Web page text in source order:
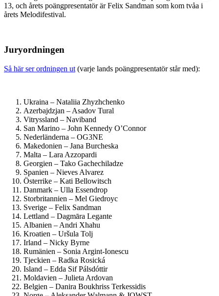
13, och årets poängpresentatör är Felix Sandman som kom tvåa i
årets Melodifestival.
Juryordningen
Så här ser ordningen ut (varje lands poängpresentatör står med):
Ukraina – Nataliia Zhyzhchenko
Azerbajdzjan – Asadov Tural
Vitryssland – Naviband
San Marino – John Kennedy O’Connor
Nederländerna – OG3NE
Makedonien – Jana Burcheska
Malta – Lara Azzopardi
Georgien – Tako Gachechiladze
Spanien – Nieves Alvarez
Österrike – Kati Bellowitsch
Danmark – Ulla Essendrop
Storbritannien – Mel Giedroyc
Sverige – Felix Sandman
Lettland – Dagmāra Legante
Albanien – Andri Xhahu
Kroatien – Uršula Tolj
Irland – Nicky Byrne
Rumänien – Sonia Argint-Ionescu
Tjeckien – Radka Rosická
Island – Edda Sif Pálsdóttir
Moldavien – Julieta Ardovan
Belgien – Danira Boukhriss Terkessidis